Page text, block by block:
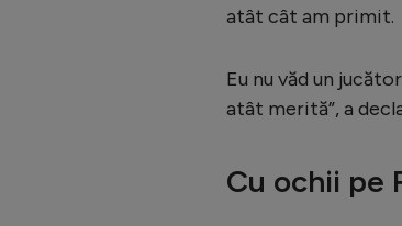
atât cât am primit.
Eu nu văd un
atât merită”, a
Cu ochii pe